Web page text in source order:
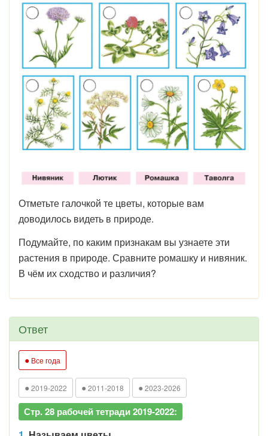
Отметьте галочкой те цветы, которые вам
доводилось видеть в природе.
Подумайте, по каким признакам вы узнаете эти
растения в природе. Сравните ромашку и нивяник.
В чём их сходство и различия?
Ответ
● Все года
● 2019-2022 ● 2011-2018 ● 2023-2026
Стр. 28 рабочей тетради 2019-2022: